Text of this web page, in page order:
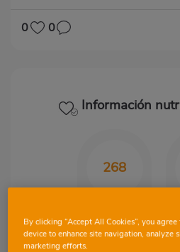
0 0
Información
268
By clicking “Accept All Cookies”, you
device to enhance site navigation, analyze
marketing efforts.